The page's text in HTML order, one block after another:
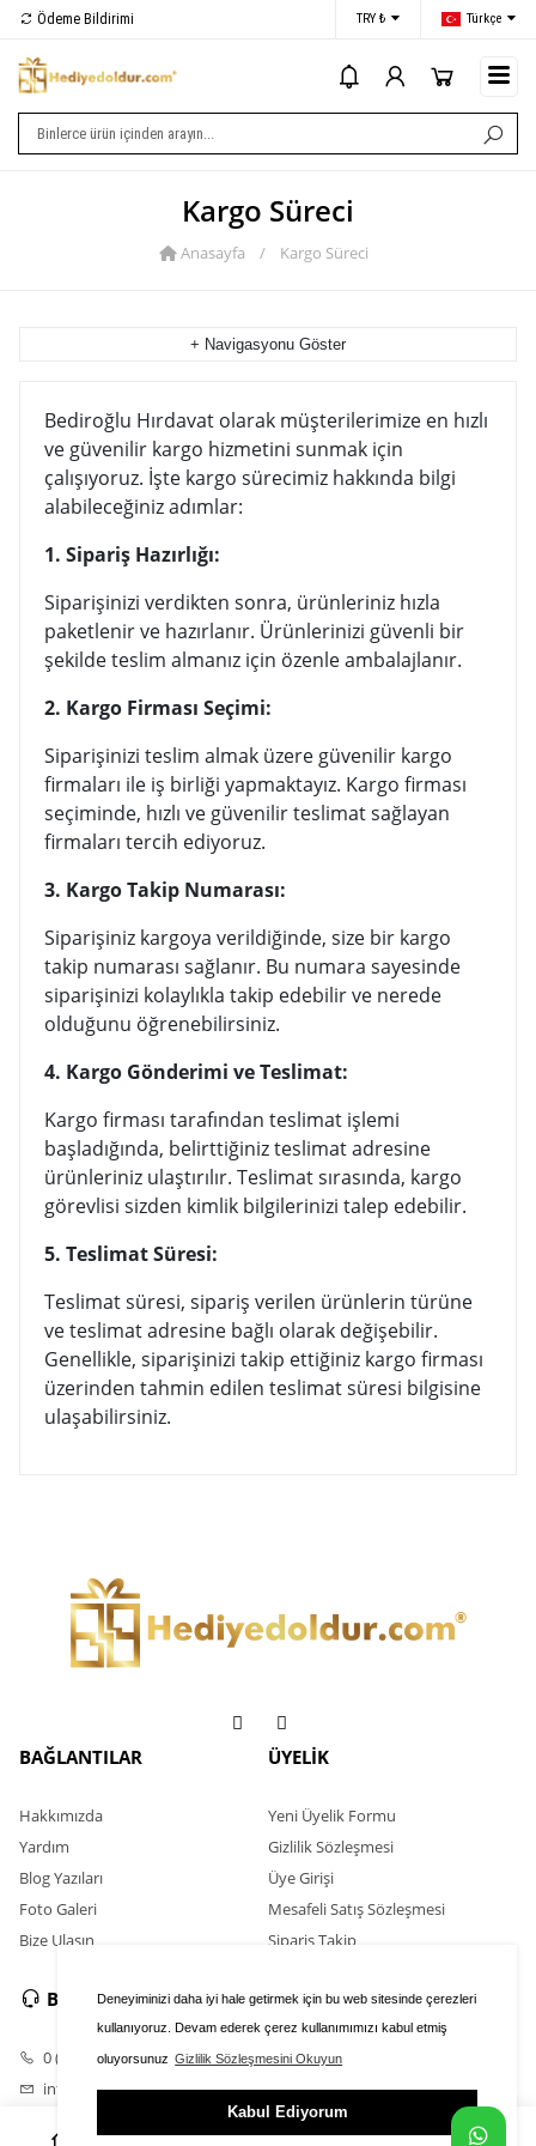
Deneyiminizi daha iyi hale getirmek için bu web sitesinde çerezleri
kullanıyoruz. Devam ederek çerez kullanımımızı kabul etmiş
oluyorsunuz Gizlilik Sözleşmesini Okuyun
Kabul Ediyorum
Ödeme Bildirimi TRY ₺ Türkçe
Kargo Süreci
Anasayfa / Kargo Süreci
+ Navigasyonu Göster
Bediroğlu Hırdavat olarak müşterilerimize en hızlı
ve güvenilir kargo hizmetini sunmak için
çalışıyoruz. İşte kargo sürecimiz hakkında bilgi
alabileceğiniz adımlar:
1. Sipariş Hazırlığı:
Siparişinizi verdikten sonra, ürünleriniz hızla
paketlenir ve hazırlanır. Ürünlerinizi güvenli bir
şekilde teslim almanız için özenle ambalajlanır.
2. Kargo Firması Seçimi:
Siparişinizi teslim almak üzere güvenilir kargo
firmaları ile iş birliği yapmaktayız. Kargo firması
seçiminde, hızlı ve güvenilir teslimat sağlayan
firmaları tercih ediyoruz.
3. Kargo Takip Numarası:
Siparişiniz kargoya verildiğinde, size bir kargo
takip numarası sağlanır. Bu numara sayesinde
siparişinizi kolaylıkla takip edebilir ve nerede
olduğunu öğrenebilirsiniz.
4. Kargo Gönderimi ve Teslimat:
Kargo firması tarafından teslimat işlemi
başladığında, belirttiğiniz teslimat adresine
ürünleriniz ulaştırılır. Teslimat sırasında, kargo
görevlisi sizden kimlik bilgilerinizi talep edebilir.
5. Teslimat Süresi:
Teslimat süresi, sipariş verilen ürünlerin türüne
ve teslimat adresine bağlı olarak değişebilir.
Genellikle, siparişinizi takip ettiğiniz kargo firması
üzerinden tahmin edilen teslimat süresi bilgisine
ulaşabilirsiniz.
BAĞLANTILAR
Hakkımızda
Yardım
Blog Yazıları
Foto Galeri
Bize Ulaşın
ÜYELİK
Yeni Üyelik Formu
Gizlilik Sözleşmesi
Üye Girişi
Mesafeli Satış Sözleşmesi
Sipariş Takip
BİZE ULAŞIN
0 (546) 586 03 00
info@hediyedoldur.com